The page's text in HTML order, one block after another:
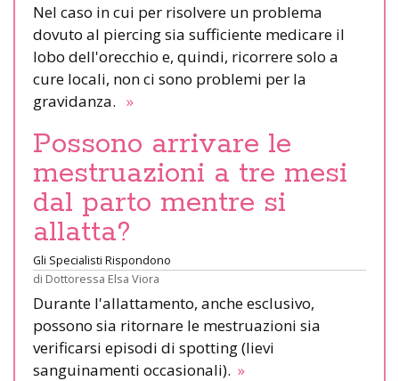
Nel caso in cui per risolvere un problema
dovuto al piercing sia sufficiente medicare il
lobo dell'orecchio e, quindi, ricorrere solo a
cure locali, non ci sono problemi per la
gravidanza. »
Possono arrivare le
mestruazioni a tre mesi
dal parto mentre si
allatta?
Gli Specialisti Rispondono
di Dottoressa Elsa Viora
Durante l'allattamento, anche esclusivo,
possono sia ritornare le mestruazioni sia
verificarsi episodi di spotting (lievi
sanguinamenti occasionali). »